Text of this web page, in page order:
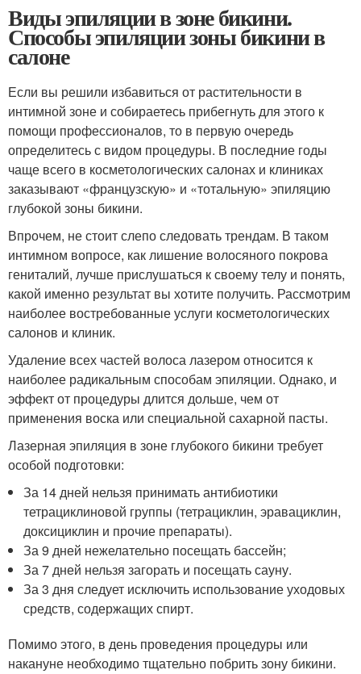
Виды эпиляции в зоне бикини.
Способы эпиляции зоны бикини в
салоне
Если вы решили избавиться от растительности в
интимной зоне и собираетесь прибегнуть для этого к
помощи профессионалов, то в первую очередь
определитесь с видом процедуры. В последние годы
чаще всего в косметологических салонах и клиниках
заказывают «французскую» и «тотальную» эпиляцию
глубокой зоны бикини.
Впрочем, не стоит слепо следовать трендам. В таком
интимном вопросе, как лишение волосяного покрова
гениталий, лучше прислушаться к своему телу и понять,
какой именно результат вы хотите получить. Рассмотрим
наиболее востребованные услуги косметологических
салонов и клиник.
Удаление всех частей волоса лазером относится к
наиболее радикальным способам эпиляции. Однако, и
эффект от процедуры длится дольше, чем от
применения воска или специальной сахарной пасты.
Лазерная эпиляция в зоне глубокого бикини требует
особой подготовки:
За 14 дней нельзя принимать антибиотики
тетрациклиновой группы (тетрациклин, эравациклин,
доксициклин и прочие препараты).
За 9 дней нежелательно посещать бассейн;
За 7 дней нельзя загорать и посещать сауну.
За 3 дня следует исключить использование уходовых
средств, содержащих спирт.
Помимо этого, в день проведения процедуры или
накануне необходимо тщательно побрить зону бикини.